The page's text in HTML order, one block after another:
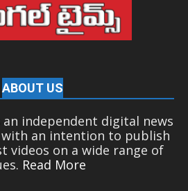
ABOUT US
independent digital news
an intention to publish
videos on a wide range of
Read More